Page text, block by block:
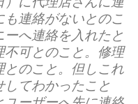
連絡がないとのこ
へ連絡を入れたと
可とのこと。修理
のこと。但しこれ
てわかったこと